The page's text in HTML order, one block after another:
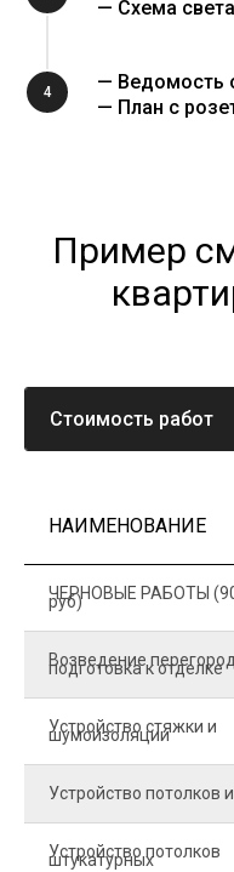
— Схема света
4
— Ведомость
— План с
Пример
НАИМЕНОВАНИЕ
ЧЕРНОВЫЕ РАБОТЫ
руб)
Возведение
подготовка к отделке
Устройство стяжки и
шумоизоляции
Устройство потолков
Устройство потолков
штукатурных